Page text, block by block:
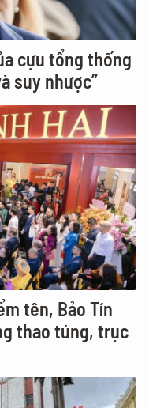
cựu tổng thống
suy nhược”
tên, Bảo Tín
thao túng, trục